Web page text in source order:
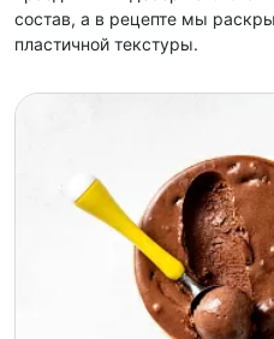
состав, а в рецепте мы
пластичной текстуры.